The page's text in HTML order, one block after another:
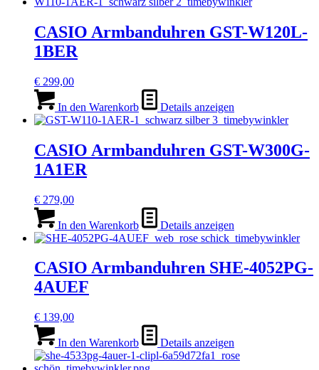
CASIO Armbanduhren GST-W120L-
1BER
€ 299,00
In den Warenkorb Details anzeigen
CASIO Armbanduhren GST-W300G-
1A1ER
€ 279,00
In den Warenkorb Details anzeigen
CASIO Armbanduhren SHE-4052PG-
4AUEF
€ 139,00
In den Warenkorb Details anzeigen